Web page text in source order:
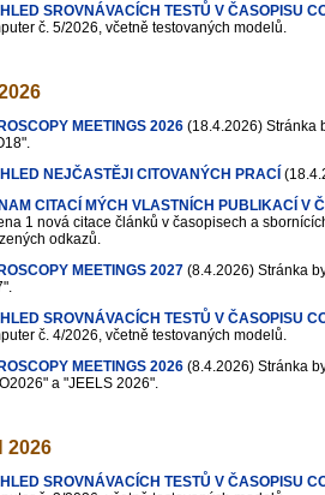
SROVNÁVACÍCH TESTŮ V ČASOPISU
č. 5/2026, včetně testovaných modelů.
MEETINGS 2026 (18.4.2026) Stránka
NEJČASTĚJI CITOVANÝCH PRACÍ
CITACÍ MÝCH VLASTNÍCH PUBLIKACÍ V
1 nová citace článků v časopisech a
odkazů.
MEETINGS 2027 (8.4.2026) Stránka
SROVNÁVACÍCH TESTŮ V ČASOPISU
č. 4/2026, včetně testovaných modelů.
MEETINGS 2026 (8.4.2026) Stránka
a "JEELS 2026".
2026
SROVNÁVACÍCH TESTŮ V ČASOPISU